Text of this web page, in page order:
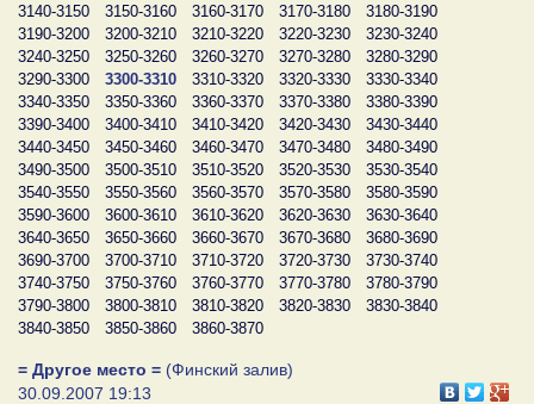
3140-3150
3150-3160 3160-3170 3170-3180
3180-3190
3190-3200
3200-3210 3210-3220 3220-3230
3230-3240
3240-3250
3250-3260 3260-3270 3270-3280
3280-3290
3290-3300
3300-3310 3310-3320 3320-3330
3330-3340
3340-3350
3350-3360 3360-3370 3370-3380
3380-3390
3390-3400
3400-3410 3410-3420 3420-3430
3430-3440
3440-3450
3450-3460 3460-3470 3470-3480
3480-3490
3490-3500
3500-3510 3510-3520 3520-3530
3530-3540
3540-3550
3550-3560 3560-3570 3570-3580
3580-3590
3590-3600
3600-3610 3610-3620 3620-3630
3630-3640
3640-3650
3650-3660 3660-3670 3670-3680
3680-3690
3690-3700
3700-3710 3710-3720 3720-3730
3730-3740
3740-3750
3750-3760 3760-3770 3770-3780
3780-3790
3790-3800
3800-3810 3810-3820 3820-3830
3830-3840
3840-3850
3850-3860 3860-3870
= Другое место = (Финский залив)
30.09.2007 19:13